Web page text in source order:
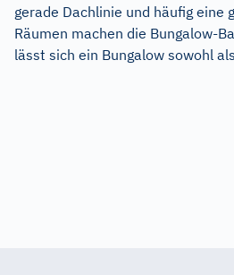
gerade Dachlinie und häufig eine
Räumen machen die Bungalow-
lässt sich ein Bungalow sowohl